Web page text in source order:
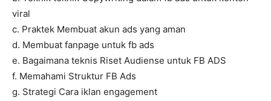
viral
c. Praktek Membuat akun ads yang aman
d. Membuat fanpage untuk fb ads
e. Bagaimana teknis Riset Audiense untuk FB ADS
f. Memahami Struktur FB Ads
g. Strategi Cara iklan engagement